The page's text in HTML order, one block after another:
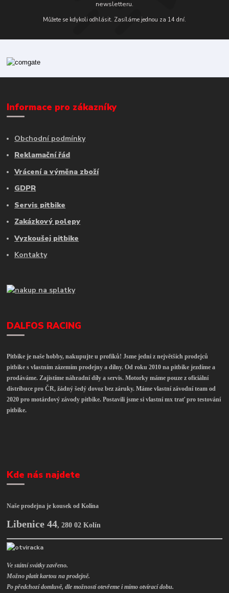
newsletteru.
Můžete se kdykoli odhlásit. Zasíláme jednou za 14 dní.
Informace pro zákazníky
Obchodní podmínky
Reklamační řád
Vrácení a výměna zboží
GDPR
Servis pitbike
Zakázkový polepy
Vyzkoušej pitbike
Kontakty
DALFOS RACING
Pitbike je naše hobby, nakupujte u profíků! Jsme jedni z největších prodejců
pitbike s vlastním zázemím prodejny a dílny. Od roku 2010 na pitbike jezdíme a
prodáváme. Zajistíme náhradní díly a servis. Motorky máme pouze z oficiální
distribuce pro ČR, žádný šedý dovoz bez záruky. Máme vlastní závodní team od
2020 pro motárdový závody pitbike. Postavili jsme si vlastní mx trať pro testování
pitbike.
Kde nás najdete
Naše prodejna je kousek od Kolína
Libenice 44,280 02 Kolín
Ve státní svátky zavřeno.
Možno platit kartou na prodejně.
Po předchozí domluvě, dle možností otevřeme i mimo otvírací dobu.